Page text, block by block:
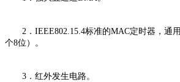
2．IEEE802.15.4标准的MAC定时器，通
个8位）。
3．红外发生电路。